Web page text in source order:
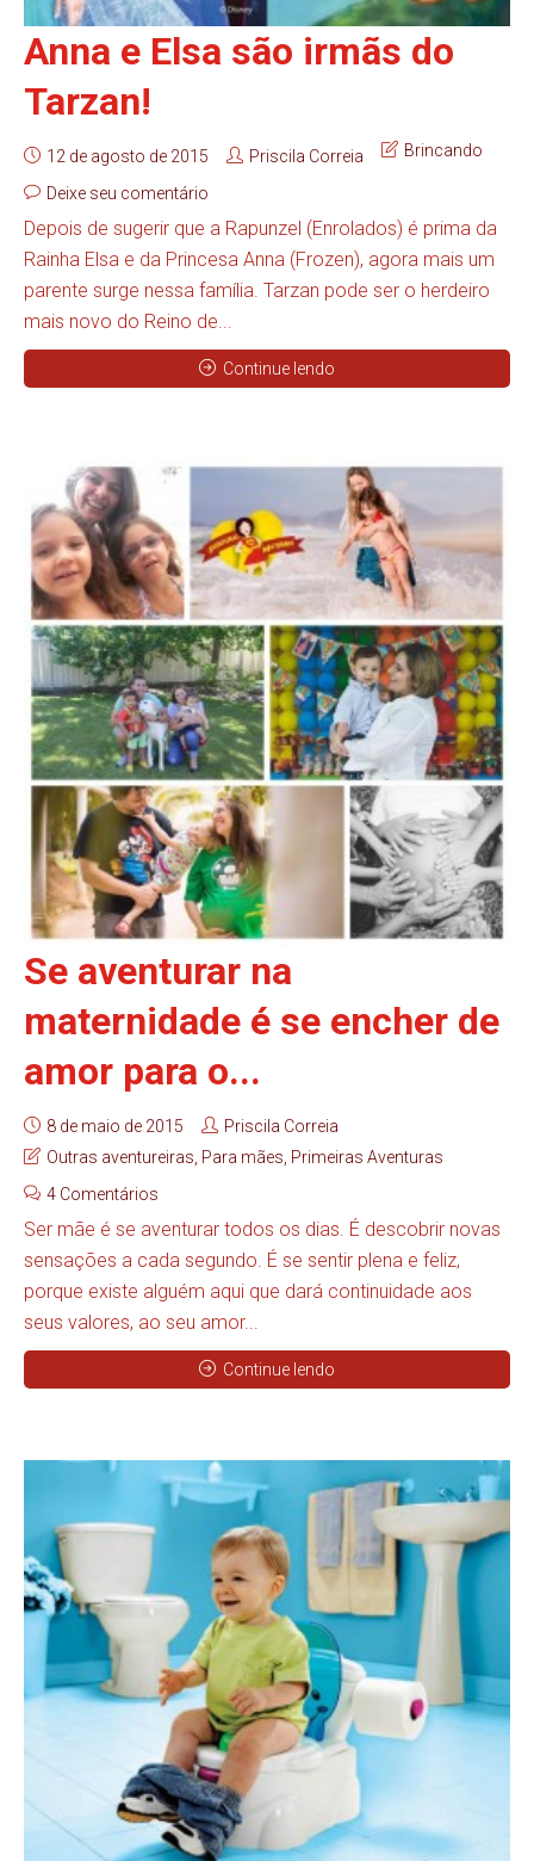
Anna e Elsa são irmãs do
Tarzan!
12 de agosto de 2015 Priscila Correia Brincando
Deixe seu comentário
Depois de sugerir que a Rapunzel (Enrolados) é prima da
Rainha Elsa e da Princesa Anna (Frozen), agora mais um
parente surge nessa família. Tarzan pode ser o herdeiro
mais novo do Reino de...
Continue lendo
Se aventurar na
maternidade é se encher de
amor para o...
8 de maio de 2015
Priscila Correia
Outras aventureiras Para mães Primeiras Aventuras
4 Comentários
Ser mãe é se aventurar todos os dias. É descobrir novas
sensações a cada segundo. É se sentir plena e feliz,
porque existe alguém aqui que dará continuidade aos
seus valores, ao seu amor...
Continue lendo